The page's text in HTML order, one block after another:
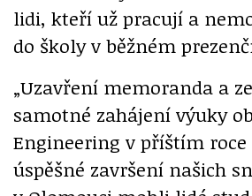
lidi, kteří už pracují a
do školy v běžném
„Uzavření memoranda a
samotné zahájení výuky
Engineering v příštím roce
úspěšné završení našich